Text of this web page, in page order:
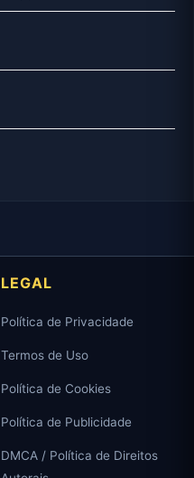
LEGAL
Política de Privacidade
Termos de Uso
Política de Cookies
Política de Publicidade
DMCA / Política de Direitos